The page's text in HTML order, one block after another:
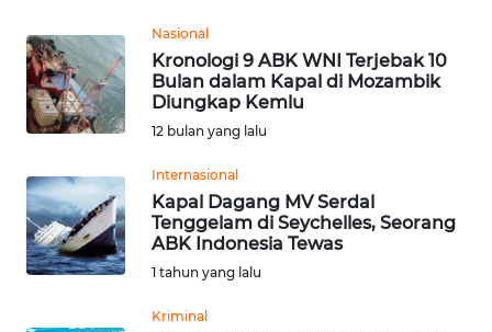
Nasional
Kronologi 9 ABK WNI Terjebak 10
Bulan dalam Kapal di Mozambik
Diungkap Kemlu
12 bulan yang lalu
Internasional
Kapal Dagang MV Serdal
Tenggelam di Seychelles, Seorang
ABK Indonesia Tewas
1 tahun yang lalu
Kriminal
INDEKS
BERITA
KONTAK
KAMI
INFO
IKLAN
TENTANG